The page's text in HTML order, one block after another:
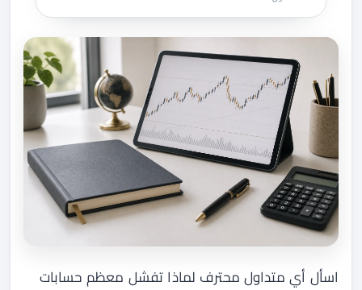
اسأل أي متداول محترف لماذا تفشل معظم حسابات